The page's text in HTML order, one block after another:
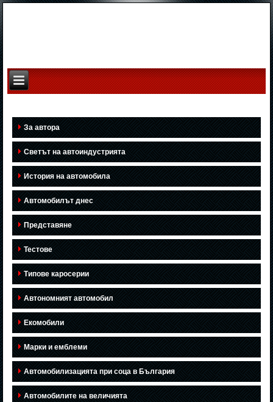
За автора
Светът на автоиндустрията
История на автомобила
Автомобилът днес
Представяне
Тестове
Типове каросерии
Автономният автомобил
Екомобили
Марки и емблеми
Автомобилизацията при соца в България
Автомобилите на величията